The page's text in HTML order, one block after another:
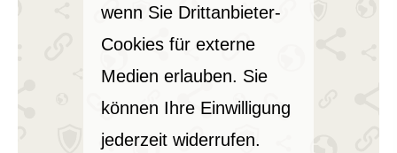
wenn Sie Drittanbieter-
Cookies für externe
Medien erlauben. Sie
können Ihre Einwilligung
jederzeit widerrufen.